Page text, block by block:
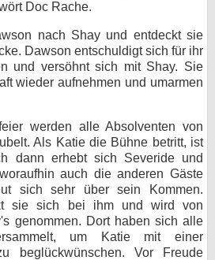
Doc Rache.
nach Shay und entdeckt sie
Dawson entschuldigt sich für ihr
und versöhnt sich mit Shay. Sie
wieder aufnehmen und umarmen
werden alle Absolventen von
Als Katie die Bühne betritt, ist
dann erhebt sich Severide und
auch die anderen Gäste
sich sehr über sein Kommen.
sie sich bei ihm und wird von
genommen. Dort haben sich alle
um Katie mit einer
beglückwünschen. Vor Freude